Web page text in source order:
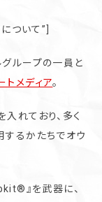
ついて”]
ループの一員と
トメディア。
れており、多く
するかたちでオウ
』を武器に、